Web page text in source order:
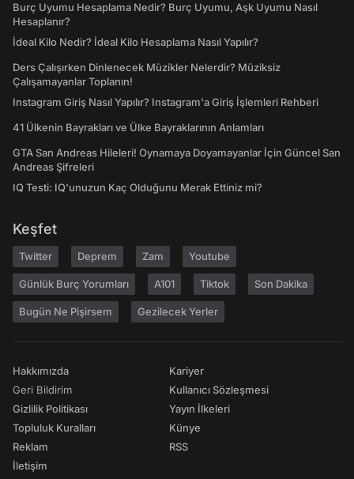
Burç Uyumu Hesaplama Nedir? Burç Uyumu, Aşk Uyumu Nasıl
Hesaplanır?
İdeal Kilo Nedir? İdeal Kilo Hesaplama Nasıl Yapılır?
Ders Çalışırken Dinlenecek Müzikler Nelerdir? Müziksiz
Çalışamayanlar Toplanın!
Instagram Giriş Nasıl Yapılır? Instagram'a Giriş İşlemleri Rehberi
41 Ülkenin Bayrakları ve Ülke Bayraklarının Anlamları
GTA San Andreas Hileleri! Oynamaya Doyamayanlar İçin Güncel San
Andreas Şifreleri
IQ Testi: IQ'unuzun Kaç Olduğunu Merak Ettiniz mi?
Keşfet
Twitter Deprem Zam Youtube
Günlük Burç Yorumları A101 Tiktok Son Dakika
Bugün Ne Pişirsem Gezilecek Yerler
Hakkımızda
Geri Bildirim
Gizlilik Politikası
Topluluk Kuralları
Reklam
İletişim
Kariyer
Kullanıcı Sözleşmesi
Yayın İlkeleri
Künye
RSS